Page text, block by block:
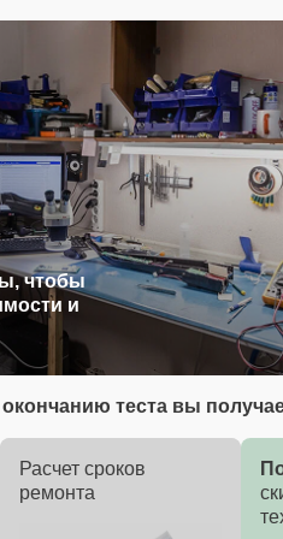
чтобы
и
теста вы
Расчет сроков
ремонта